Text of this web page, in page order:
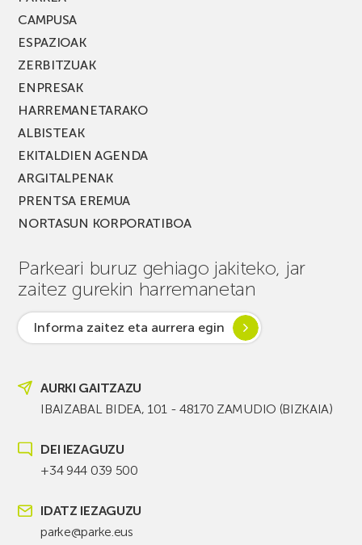
CAMPUSA
ESPAZIOAK
ZERBITZUAK
ENPRESAK
HARREMANETARAKO
ALBISTEAK
EKITALDIEN AGENDA
ARGITALPENAK
PRENTSA EREMUA
NORTASUN KORPORATIBOA
Parkeari buruz gehiago jakiteko, jar
zaitez gurekin harremanetan
Informa zaitez eta aurrera egin
AURKI GAITZAZU
IBAIZABAL BIDEA, 101 - 48170 ZAMUDIO (BIZKAIA)
DEI IEZAGUZU
+34 944 039 500
IDATZ IEZAGUZU
parke@parke.eus